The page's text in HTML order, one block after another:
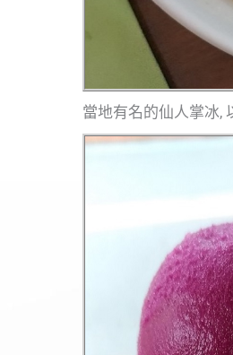
當地有名的仙人掌冰,